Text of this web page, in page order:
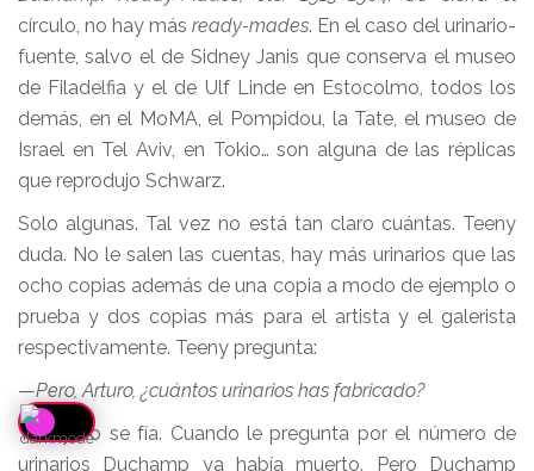
círculo, no hay más ready-mades. En el caso del urinario-
fuente, salvo el de Sidney Janis que conserva el museo
de Filadelfia y el de Ulf Linde en Estocolmo, todos los
demás, en el MoMA, el Pompidou, la Tate, el museo de
Israel en Tel Aviv, en Tokio… son alguna de las réplicas
que reprodujo Schwarz.
Solo algunas. Tal vez no está tan claro cuántas. Teeny
duda. No le salen las cuentas, hay más urinarios que las
ocho copias además de una copia a modo de ejemplo o
prueba y dos copias más para el artista y el galerista
respectivamente. Teeny pregunta:
—Pero, Arturo, ¿cuántos urinarios has fabricado?
Teeny no se fía. Cuando le pregunta por el número de
urinarios Duchamp ya había muerto. Pero Duchamp